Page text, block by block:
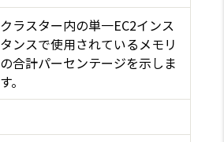
クラスター内の単一EC2インス
タンスで使用されているメモリ
の合計パーセンテージを示しま
す。